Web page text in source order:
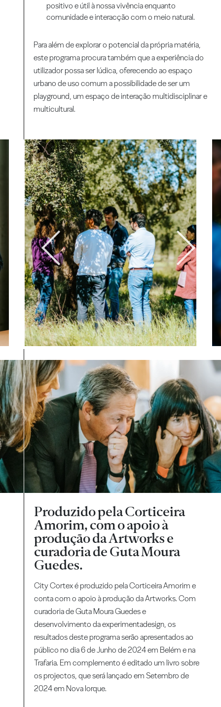
positivo e útil à nossa vivência enquanto
comunidade e interacção com o meio natural.
Para além de explorar o potencial da própria matéria,
este programa procura também que a experiência do
utilizador possa ser lúdica, oferecendo ao espaço
urbano de uso comum a possibilidade de ser um
playground, um espaço de interação multidisciplinar e
multicultural.
Produzido pela Corticeira
Amorim, com o apoio à
produção da Artworks e
curadoria de Guta Moura
Guedes.
City Cortex é produzido pela Corticeira Amorim e
conta com o apoio à produção da Artworks. Com
curadoria de Guta Moura Guedes e
desenvolvimento da experimentadesign, os
resultados deste programa serão apresentados ao
público no dia 6 de Junho de 2024 em Belém e na
Trafaria. Em complemento é editado um livro sobre
os projectos, que será lançado em Setembro de
2024 em Nova Iorque.